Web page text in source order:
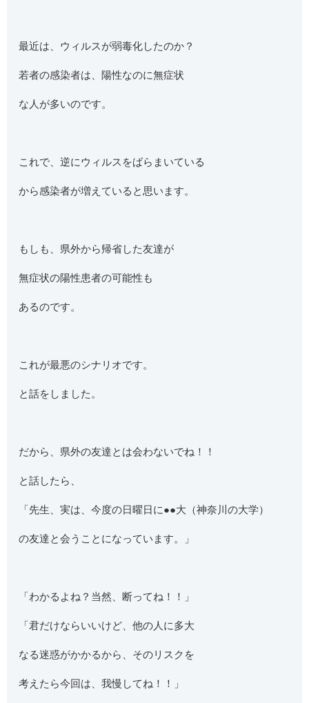
最近は、ウィルスが弱毒化したのか？
若者の感染者は、陽性なのに無症状
な人が多いのです。
これで、逆にウィルスをばらまいている
から感染者が増えていると思います。
もしも、県外から帰省した友達が
無症状の陽性患者の可能性も
あるのです。
これが最悪のシナリオです。
と話をしました。
だから、県外の友達とは会わないでね！！
と話したら、
「先生、実は、今度の日曜日に●●大（神奈川の大学）
の友達と会うことになっています。」
「わかるよね？当然、断ってね！！」
「君だけならいいけど、他の人に多大
なる迷惑がかかるから、そのリスクを
考えたら今回は、我慢してね！！」